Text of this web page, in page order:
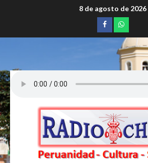
8 de agosto de 2026
Facebookwhatsapp